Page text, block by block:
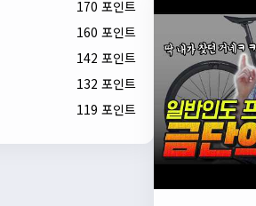
!!
170 포인트
160 포인트
142 포인트
132 포인트
119 포인트